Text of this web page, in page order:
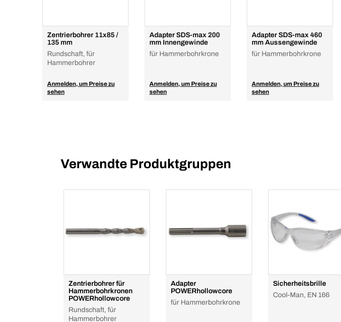
Zentrierbohrer 11x85 /
135 mm
Rundschaft, für
Hammerbohrer
Anmelden, um Preise zu
sehen
Adapter SDS-max 200
mm Innengewinde
für Hammerbohrkrone
Anmelden, um Preise zu
sehen
Adapter SDS-max 460
mm Aussengewinde
für Hammerbohrkrone
Anmelden, um Preise zu
sehen
Verwandte Produktgruppen
Zentrierbohrer für
Hammerbohrkronen
POWERhollowcore
Rundschaft, für
Hammerbohrer
Adapter
POWERhollowcore
für Hammerbohrkrone
Sicherheitsbrille
Cool-Man, EN 166